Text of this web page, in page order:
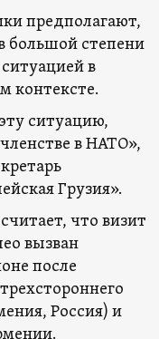
предполагают,
большой степени
в
контексте.
ситуацию,
в НАТО»,
Грузия».
что визит
вызван
после
Россия) и